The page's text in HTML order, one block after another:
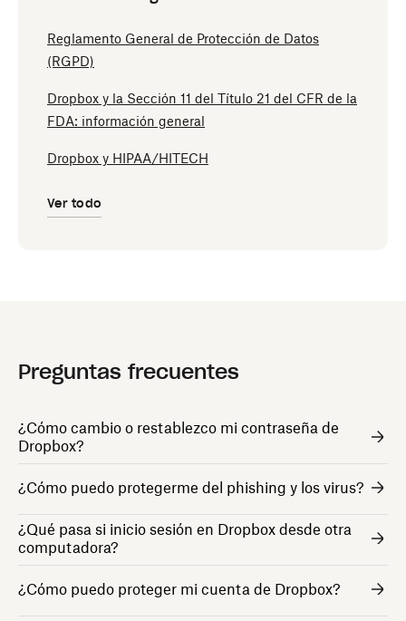
Reglamento General de Protección de Datos
(RGPD)
Dropbox y la Sección 11 del Título 21 del CFR de la
FDA: información general
Dropbox y HIPAA/HITECH
Ver todo
Preguntas frecuentes
¿Cómo cambio o restablezco mi contraseña de
Dropbox?
¿Cómo puedo protegerme del phishing y los virus?
¿Qué pasa si inicio sesión en Dropbox desde otra
computadora?
¿Cómo puedo proteger mi cuenta de Dropbox?